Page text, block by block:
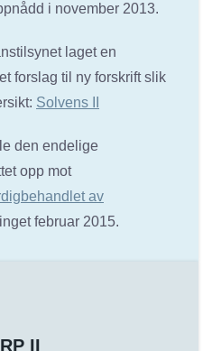
i november 2013.
laget en
forslag til ny forskrift slik
Solvens II
den endelige
opp mot
av
februar 2015.
II